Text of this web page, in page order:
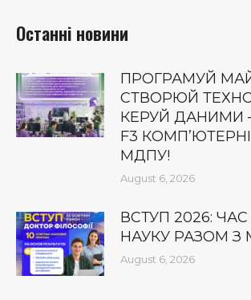
Останні новини
ПРОГРАМУЙ
СТВОРЮЙ
КЕРУЙ ДАНИМИ
F3
МДПУ!
August 6, 2026
ВСТУП 2026:
НАУКУ РАЗОМ З
August 6, 2026